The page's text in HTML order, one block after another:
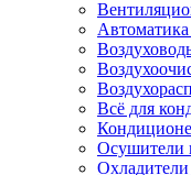
Всё для
Осушители
Охладители